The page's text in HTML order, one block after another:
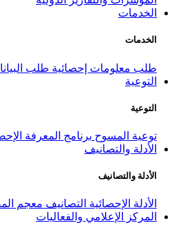
الخدمات
الخدمات
طلب معلومات إحصائية طلب
التوعية
التوعية
توعية المسوح برنامج المعرفة
الأدلة والتصانيف
الأدلة والتصانيف
الأدلة الإحصائية التصانيف معجم
المركز الإعلامي والفعاليات